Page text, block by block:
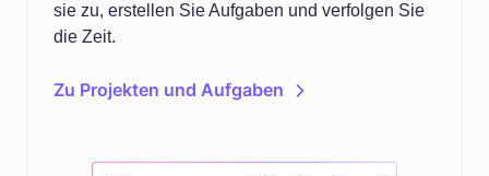
sie zu, erstellen Sie Aufgaben und verfolgen Sie
die Zeit.
Zu Projekten und Aufgaben